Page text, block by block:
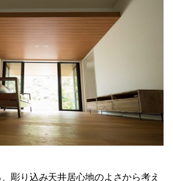
彫り込み天井居心地のよさから考え